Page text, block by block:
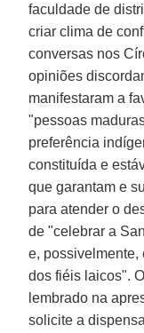
faculdade de
criar clima de
conversas nos
opiniões
manifestaram a
"pessoas
preferência
constituída e
que garantam e
para atender o
de "celebrar a
e, possivelmente,
dos fiéis laicos". O
lembrado na
solicite a